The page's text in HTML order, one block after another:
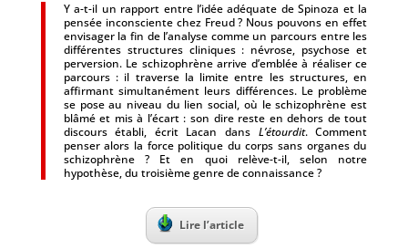
Y a-t-il un rapport entre l’idée adéquate de Spinoza et la
pensée inconsciente chez Freud ? Nous pouvons en effet
envisager la fin de l’analyse comme un parcours entre les
différentes structures cliniques : névrose, psychose et
perversion. Le schizophrène arrive d’emblée à réaliser ce
parcours : il traverse la limite entre les structures, en
affirmant simultanément leurs différences. Le problème
se pose au niveau du lien social, où le schizophrène est
blâmé et mis à l’écart : son dire reste en dehors de tout
discours établi, écrit Lacan dans L’étourdit. Comment
penser alors la force politique du corps sans organes du
schizophrène ? Et en quoi relève-t-il, selon notre
hypothèse, du troisième genre de connaissance ?
Lire l’article